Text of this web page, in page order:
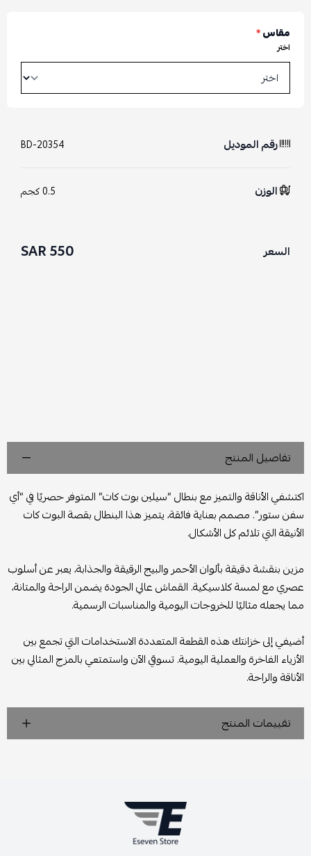
مقاس*
اختر
رقم الموديل BD-20354
الوزن 0.5 كجم
السعر 550 SAR
تفاصيل المنتج
اكتشفي الأناقة والتميز مع بنطال “سيلين بوت كات” المتوفر حصريًا في “أي
سفن ستور”. مصمم بعناية فائقة، يتميز هذا البنطال بقصة البوت كات
الأنيقة التي تلائم كل الأشكال.
مزين بنقشة دقيقة بألوان الأحمر والبيج الرقيقة والجذابة، يعبر عن أسلوب
عصري مع لمسة كلاسيكية. القماش عالي الجودة يضمن الراحة والمتانة،
مما يجعله مثاليًا للخروجات اليومية والمناسبات الرسمية.
أضيفي إلى خزانتك هذه القطعة المتعددة الاستخدامات التي تجمع بين
الأزياء الفاخرة والعملية اليومية. تسوقي الآن واستمتعي بالمزج المثالي بين
الأناقة والراحة.
تقييمات المنتج